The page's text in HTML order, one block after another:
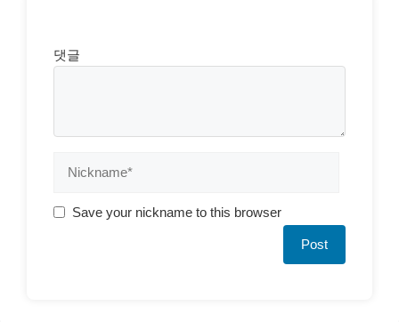
댓글
Save your nickname to this browser